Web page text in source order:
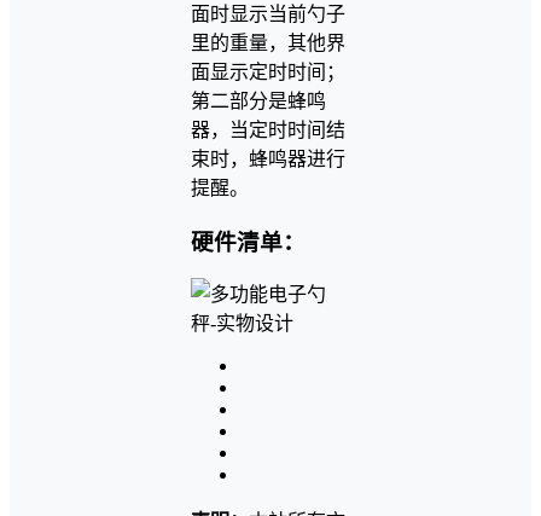
面时显示当前勺子
里的重量，其他界
面显示定时时间；
第二部分是蜂鸣
器，当定时时间结
束时，蜂鸣器进行
提醒。
硬件清单：